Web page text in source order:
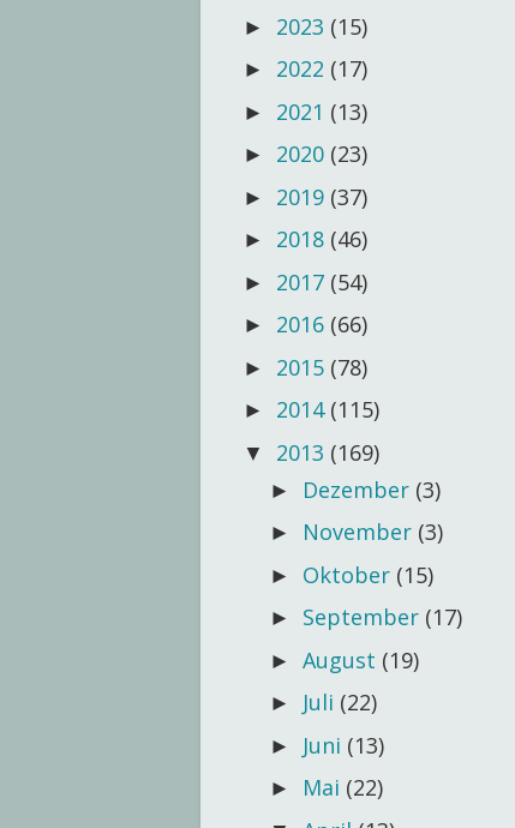
► 2023 (15)
► 2022 (17)
► 2021 (13)
► 2020 (23)
► 2019 (37)
► 2018 (46)
► 2017 (54)
► 2016 (66)
► 2015 (78)
► 2014 (115)
▼ 2013 (169)
► Dezember (3)
► November (3)
► Oktober (15)
► September (17)
► August (19)
► Juli (22)
► Juni (13)
► Mai (22)